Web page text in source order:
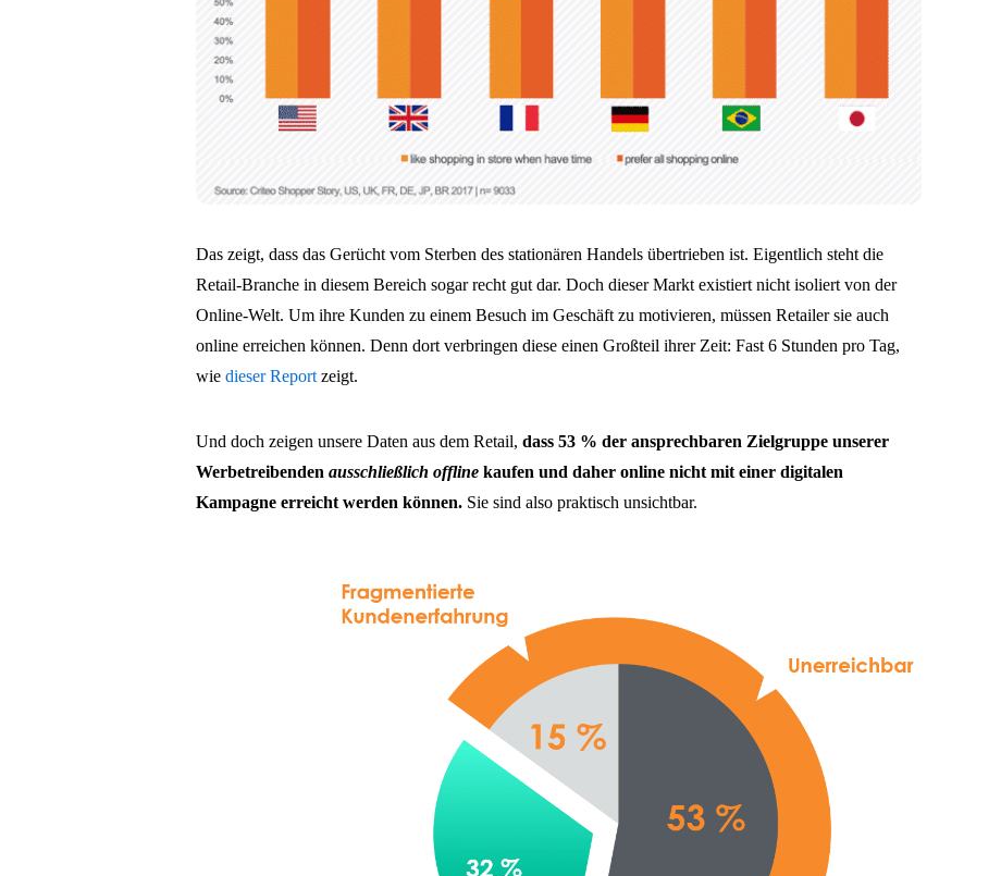
Das zeigt, dass das Gerücht vom Sterben des stationären Handels übertrieben ist. Eigentlich steht die
Retail-Branche in diesem Bereich sogar recht gut dar. Doch dieser Markt existiert nicht isoliert von der
Online-Welt. Um ihre Kunden zu einem Besuch im Geschäft zu motivieren, müssen Retailer sie auch
online erreichen können. Denn dort verbringen diese einen Großteil ihrer Zeit: Fast 6 Stunden pro Tag,
wiedieser Report zeigt.
Und doch zeigen unsere Daten aus dem Retail,dass 53 % der ansprechbaren Zielgruppe unserer
Werbetreibendenausschließlich offline kaufen und daher online nicht mit einer digitalen
Kampagne erreicht werden können. Sie sind also praktisch unsichtbar.